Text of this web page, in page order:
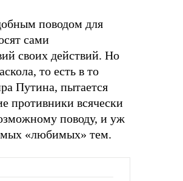
поводом для
сами
своих действий. Но
то есть в то
Путина, пытается
противники всячески
поводу, и уж
«любимых» тем.